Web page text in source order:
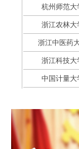
杭州师范大
浙江农林大
浙江中医药
浙江科技大
中国计量大